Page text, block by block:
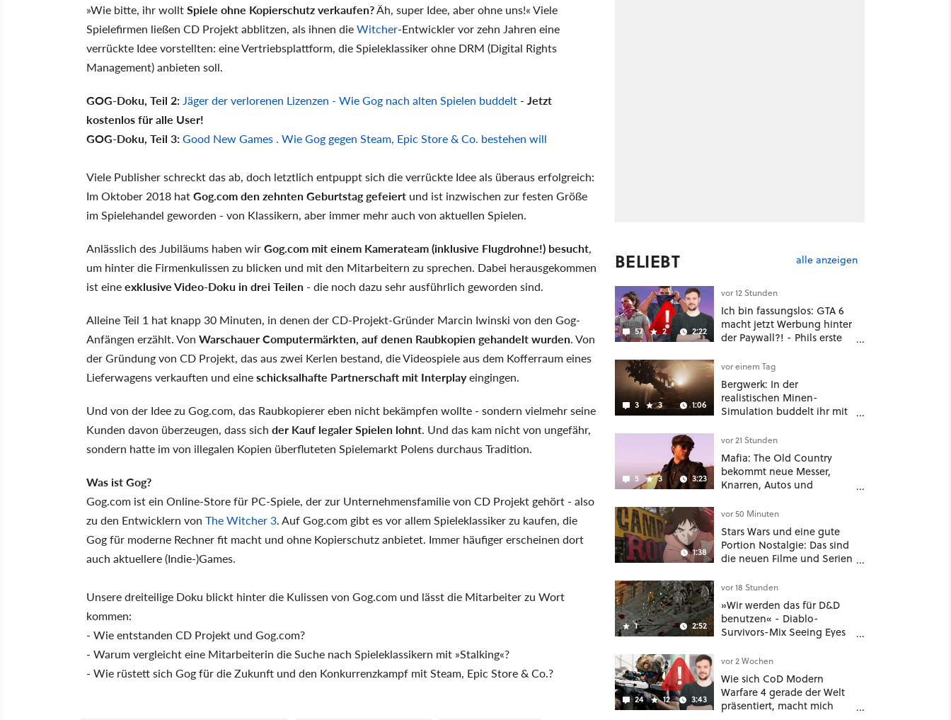
»Wie bitte, ihr wolltSpiele ohne Kopierschutz verkaufen?Äh, super Idee, aber ohne uns!« Viele
Spielefirmen ließen CD Projekt abblitzen, als ihnen dieWitcher-Entwickler vor zehn Jahren eine
verrückte Idee vorstellten: eine Vertriebsplattform, die Spieleklassiker ohne DRM (Digital Rights
Management) anbieten soll.
GOG-Doku, Teil 2:Jäger der verlorenen Lizenzen - Wie Gog nach alten Spielen buddelt - Jetzt
kostenlos für alle User!
GOG-Doku, Teil 3:Good New Games . Wie Gog gegen Steam, Epic Store & Co. bestehen will
Viele Publisher schreckt das ab, doch letztlich entpuppt sich die verrückte Idee als überaus erfolgreich:
Im Oktober 2018 hatGog.com den zehnten Geburtstag gefeiert und ist inzwischen zur festen Größe
im Spielehandel geworden - von Klassikern, aber immer mehr auch von aktuellen Spielen.
Anlässlich des Jubiläums haben wirGog.com mit einem Kamerateam (inklusive Flugdrohne!) besucht,
um hinter die Firmenkulissen zu blicken und mit den Mitarbeitern zu sprechen. Dabei herausgekommen
ist eineexklusive Video-Doku in drei Teilen - die noch dazu sehr ausführlich geworden sind.
Alleine Teil 1 hat knapp 30 Minuten, in denen der CD-Projekt-Gründer Marcin Iwinski von den Gog-
Anfängen erzählt. Von Warschauer Computermärkten, auf denen Raubkopien gehandelt wurden. Von
der Gründung von CD Projekt, das aus zwei Kerlen bestand, die Videospiele aus dem Kofferraum eines
Lieferwagens verkauften und eineschicksalhafte Partnerschaft mit Interplayeingingen.
Und von der Idee zu Gog.com, das Raubkopierer eben nicht bekämpfen wollte - sondern vielmehr seine
Kunden davon überzeugen, dass sich der Kauf legaler Spielen lohnt. Und das kam nicht von ungefähr,
sondern hatte im von illegalen Kopien überfluteten Spielemarkt Polens durchaus Tradition.
Was ist Gog?
Gog.com ist ein Online-Store für PC-Spiele, der zur Unternehmensfamilie von CD Projekt gehört - also
zu den Entwicklern von The Witcher 3. Auf Gog.com gibt es vor allem Spieleklassiker zu kaufen, die
Gog für moderne Rechner fit macht und ohne Kopierschutz anbietet. Immer häufiger erscheinen dort
auch aktuellere (Indie-)Games.
Unsere dreiteilige Doku blickt hinter die Kulissen von Gog.com und lässt die Mitarbeiter zu Wort
kommen:
- Wie entstanden CD Projekt und Gog.com?
- Warum vergleicht eine Mitarbeiterin die Suche nach Spieleklassikern mit »Stalking«?
- Wie rüstett sich Gog für die Zukunft und den Konkurrenzkampf mit Steam, Epic Store & Co.?
BELIEBT alle anzeigen
57 2 2:22
vor 12 Stunden
Ich bin fassungslos: GTA 6
macht jetzt Werbung hinter
der Paywall?! - Phils erste
Deal
3 3 1:06
vor einem Tag
Bergwerk: In der
realistischen Minen-
Simulation buddelt ihr mit
möglichst vorsichtig Kohle
aus
5 3 3:23
vor 21 Stunden
Mafia: The Old Country
bekommt neue Messer,
Knarren, Autos und
hat mehr dabei als nur
Story
1:38
vor 50 Minuten
Stars Wars und eine gute
Portion Nostalgie: Das sind
die neuen Filme und Serien
1 2:52
vor 18 Stunden
»Wir werden das für D&D
benutzen« - Diablo-
Survivors-Mix Seeing Eyes
nützliches Map-Tool
24 12 3:43
vor 2 Wochen
Wie sich CoD Modern
Warfare 4 gerade der Welt
präsentiert, macht mich